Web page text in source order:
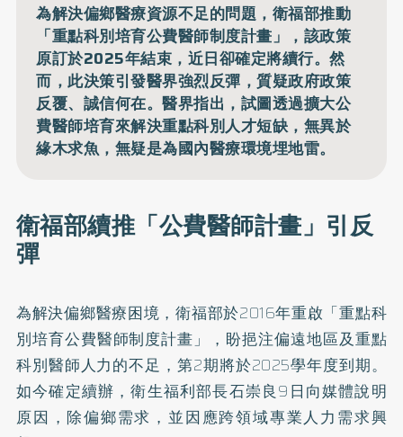
為解決偏鄉醫療資源不足的問題，衛福部推動
「重點科別培育公費醫師制度計畫」，該政策
原訂於2025年結束，近日卻確定將續行。然
而，此決策引發醫界強烈反彈，質疑政府政策
反覆、誠信何在。醫界指出，試圖透過擴大公
費醫師培育來解決重點科別人才短缺，無異於
緣木求魚，無疑是為國內醫療環境埋地雷。
衛福部續推「公費醫師計畫」引反
彈
為解決偏鄉醫療困境，衛福部於2016年重啟「重點科
別培育公費醫師制度計畫 」，盼挹注偏遠地區及重點
科別醫師人力的不足，第2期將於2025學年度到期。
如今確定續辦，衛生福利部長石崇良9日向媒體說明
原因，除偏鄉需求，並因應跨領域專業人力需求興